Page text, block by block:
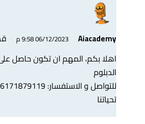
Aiacademy 06/12/2023 9:58 م
اهلا بكم، المهم ان تكون حاصل على
الدبلوم
للتواصل و الاستفسار: 0096171879119
تحياتنا